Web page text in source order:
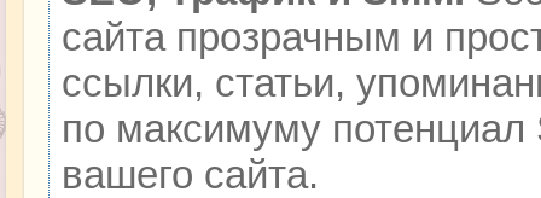
сайта прозрачным и
ссылки, статьи,
по максимуму
вашего сайта.